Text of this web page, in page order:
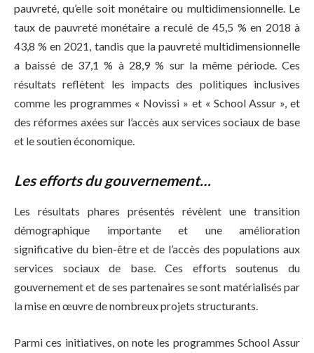
pauvreté, qu’elle soit monétaire ou multidimensionnelle. Le
taux de pauvreté monétaire a reculé de 45,5 % en 2018 à
43,8 % en 2021, tandis que la pauvreté multidimensionnelle
a baissé de 37,1 % à 28,9 % sur la même période. Ces
résultats reflètent les impacts des politiques inclusives
comme les programmes « Novissi » et « School Assur », et
des réformes axées sur l’accès aux services sociaux de base
et le soutien économique.
Les efforts du gouvernement…
Les résultats phares présentés révèlent une transition
démographique importante et une amélioration
significative du bien-être et de l’accès des populations aux
services sociaux de base. Ces efforts soutenus du
gouvernement et de ses partenaires se sont matérialisés par
la mise en œuvre de nombreux projets structurants.
Parmi ces initiatives, on note les programmes School Assur